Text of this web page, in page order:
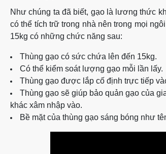
Như chúng ta đã biết, gạo là lương thức
có thể tích trữ trong nhà nên trong mọi
15kg có những chức năng sau:
Thùng gạo có sức chứa lên đến 15kg.
Có thể kiểm soát lượng gạo mỗi lần lấy.
Thùng gạo được lắp cố định trực tiếp
Thùng gạo sẽ giúp bảo quản gạo của
khác xâm nhập vào.
Bề mặt của thùng gạo sáng bóng như